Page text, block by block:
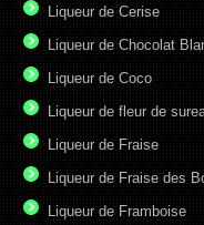
Liqueur de Cerise
Liqueur de Chocolat
Liqueur de Coco
Liqueur de fleur de
Liqueur de Fraise
Liqueur de Fraise des
Liqueur de Framboise